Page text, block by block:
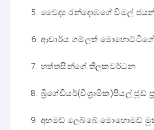
5. වෛද්‍ය රන්දොඹගේ විමල්
6. ආචාර්ය ගම්ලත්
7. හත්තසින්ගේ තිලකවර්ධන
8. බ්‍රිගේඩියර්(විශ්‍රාමික)පියල් ජූඩ්
9. අහමඩ් ලෙබ්බේ මොහොමඩ්